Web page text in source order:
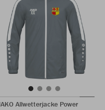
Allwetterjacke Power